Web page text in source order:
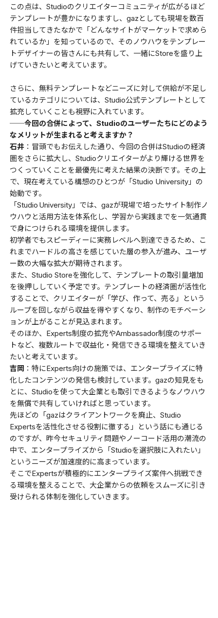
この点は、Studioのクリエイターコミュニティが広がるほど
テンプレートが豊かになりますし、gazとしても現場を数百
件担当してきたなかで「どんなサイトがマーケットで求めら
れているか」を知っているので、そのノウハウをテンプレー
トデザイナーの皆さんにも共有して、一緒にStoreを盛り上
げていきたいと考えています。
さらに、無料テンプレートなどニーズに対して供給が不足し
ているカテゴリについては、Studio公式テンプレートとして
拡充していくことも視野に入れています。
──今回の合併によって、Studioのユーザーたちにどのよう
なメリットが生まれると考えますか？
石井 ：冒頭でもお伝えした通り、今回の合併はStudioの経済
圏をさらに拡大し、Studioクリエイターがより輝ける世界を
つくっていくことを最優先に考えた結果の決断です。その上
で、現在考えている構想のひとつが「Studio University」の
始動です。
「Studio University」では、gazが現場で培ったサイト制作ノ
ウハウと活用方法を体系化し、学習から実践までを一気通貫
で身につけられる環境を提供します。
初学者でもスピーディーに実務レベルへ到達できるため、こ
れまでハードルの高さを感じていた層の参入が進み、ユーザ
ー数の大幅な拡大が期待されます。
また、Studio Storeを強化して、テンプレートの取引量増加
を後押ししていく予定です。テンプレートの経済圏が活性化
することで、クリエイターが「学び、作って、売る」という
ループを回しながら収益を得やすくなり、制作のモチベーシ
ョンが上がることが見込まれます。
そのほか、Experts制度の拡充やAmbassador制度のサポー
トなど、複数ルートで収益化・発信できる環境を整えていき
たいと考えています。
吉岡 ：特にExperts向けの施策では、エンタープライズに特
化したコンテンツの発信も検討しています。gazの知見をも
とに、Studioを使って大企業とも取引できるようなノウハウ
を無償で共有していければと思っています。
先ほどの「gazはクライアントワークを廃止、Studio
Expertsを活性化させる役割に徹する」という話にも通じる
のですが、昨今セキュリティ問題やノーコード活用の潮流の
中で、エンタープライズから「Studioを選択肢に入れたい」
というニーズが加速度的に高まっています。
そこでExpertsが積極的にエンタープライズ案件へ挑戦でき
る環境を整えることで、大企業からの依頼をスムーズに引き
受けられる体制を強化していきます。